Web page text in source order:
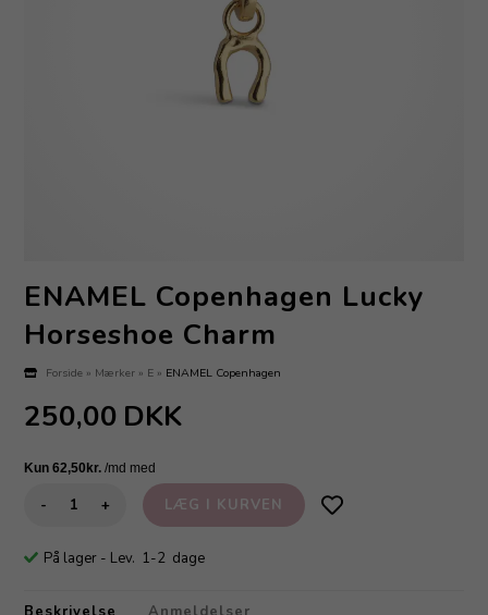
ENAMEL Copenhagen Lucky
Horseshoe Charm
Forside » Mærker » E » ENAMEL Copenhagen
250,00 DKK
- +
På lager - Lev. 1-2 dage